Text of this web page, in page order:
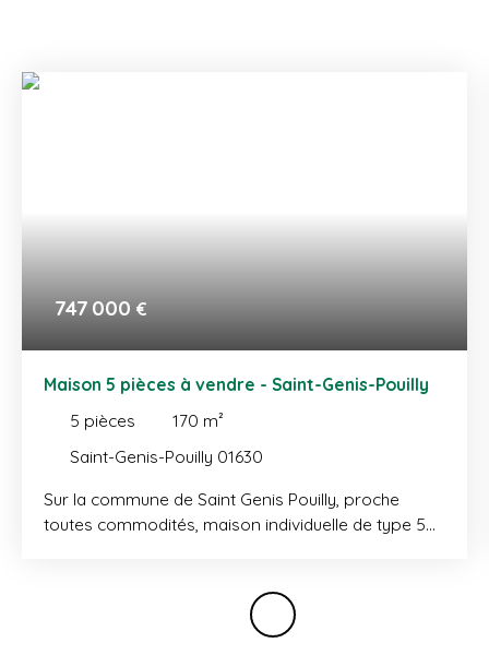
747 000 €
Maison 5 pièces à vendre - Saint-Genis-Pouilly
5 pièces 170 m²
Saint-Genis-Pouilly 01630
Sur la commune de Saint Genis Pouilly, proche
toutes commodités, maison individuelle de type 5
entrée, une cuisine équipée fermée, un séjour avec
poêle à bois, une chambre avec sa salle de douche,